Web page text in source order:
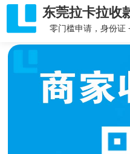
东莞拉卡拉收
零门槛申请，身份证